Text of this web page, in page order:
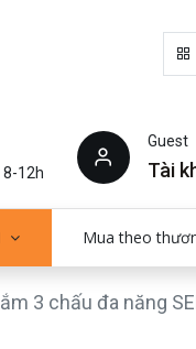
8-12h
Guest
Tài
Mua theo
3 chấu đa năng